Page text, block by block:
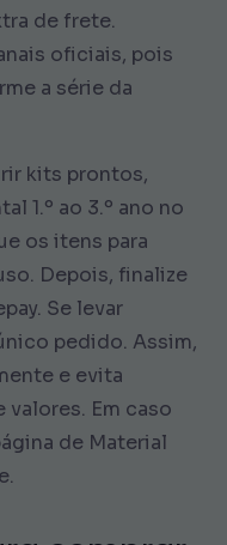
de frete.
oficiais, pois
a série da
kits prontos,
1.º ao 3.º ano no
os itens para
Depois, finalize
Se levar
pedido. Assim,
e evita
Em caso
de Material